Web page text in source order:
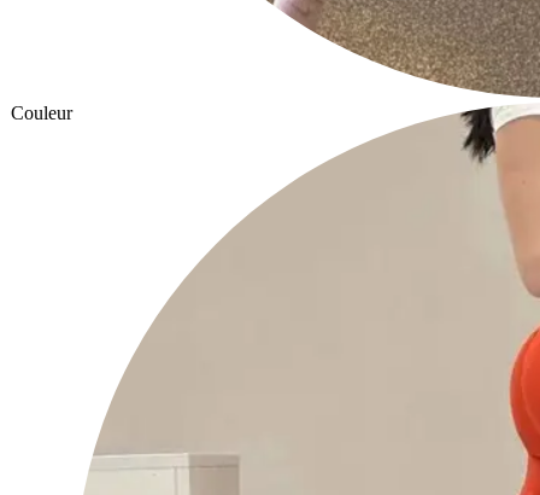
Couleur